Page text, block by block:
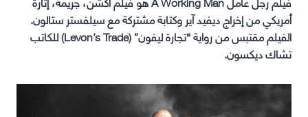
أمريكي من إخراج ديفيد آير وكتابة مشتركة مع سيلفستر ستالون.
الفيلم مقتبس من رواية “تجارة ليفون” (Levon’s Trade) للكاتب
تشاك ديكسون.​